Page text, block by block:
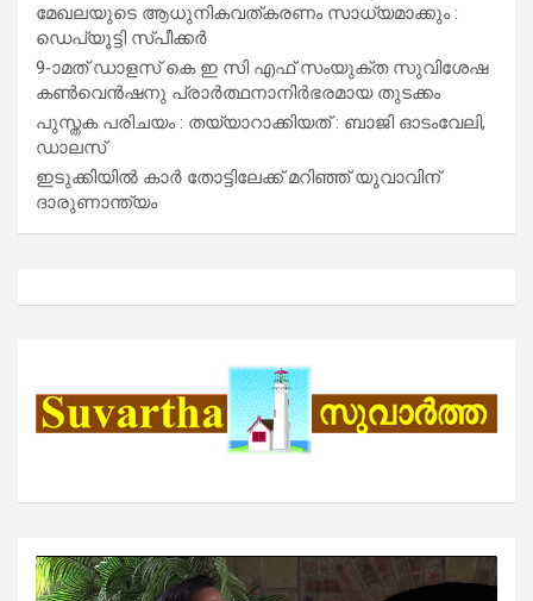
മേഖലയുടെ ആധുനികവത്കരണം സാധ്യമാക്കും :
ഡെപ്യൂട്ടി സ്പീക്കർ
9-ാമത് ഡാളസ് കെ ഇ സി എഫ് സംയുക്ത സുവിശേഷ
കൺവെൻഷനു പ്രാർത്ഥനാനിർഭരമായ തുടക്കം
പുസ്തക പരിചയം : തയ്യാറാക്കിയത് : ബാജി ഓടംവേലി,
ഡാലസ്
ഇടുക്കിയിൽ കാർ തോട്ടിലേക്ക് മറിഞ്ഞ് യുവാവിന്
ദാരുണാന്ത്യം